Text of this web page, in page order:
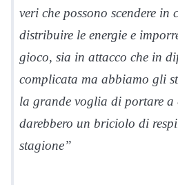
veri che possono scendere in
distribuire le energie e
gioco, sia in attacco che in
complicata ma abbiamo gli
la grande voglia di portare a
darebbero un briciolo di
stagione”